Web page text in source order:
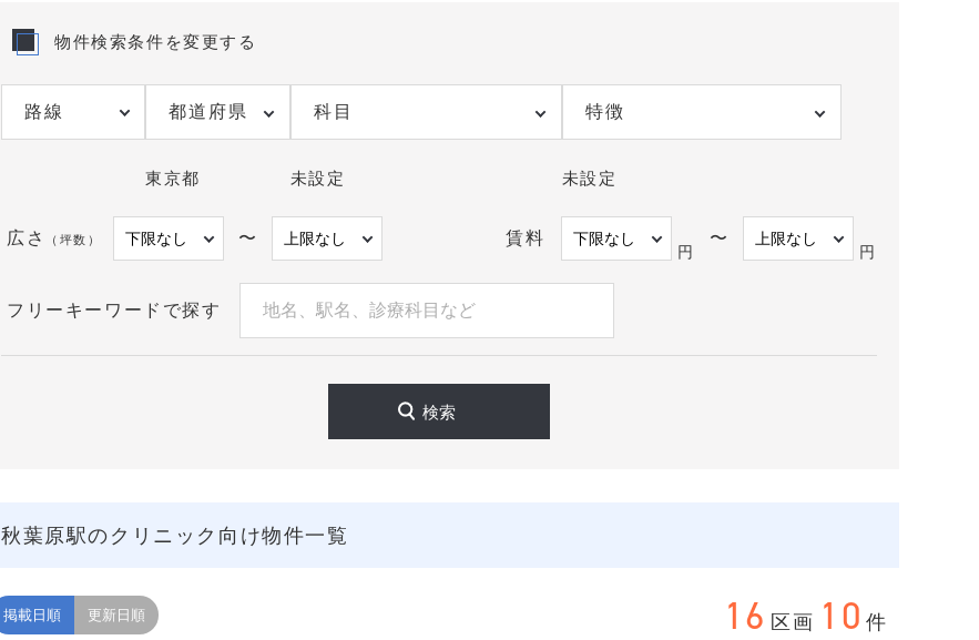
開業検討では、商圏半径の設定と昼夜間人口差の把握、駅出口別の人流計
測、交差点や横断歩道の滞留ポイントの確認が肝要である。秋葉原駅は雨
想定し、昼休診を短縮するか、早朝・夜間の時間帯拡張で近隣勤務者の需
要を取り込む設計が有効だ。科目別に既存施設の診療時間帯をマッピング
存しない視認性、駐輪スペース確保の可能性、同ビルテナントとの相互送
客が見込める用途構成、騒音や振動の少ない周辺環境を重視したい。路面
区画は新規認知に強く、上階区画は賃料効率と静穏性に優れるため、対象
患者像と集患手段に応じて選択する。
物件検索条件を変更する
都道府県
東京都
科目
未設定
特徴
未設定
広さ （坪数） 〜 賃料
円
〜
円
フリーキーワードで探す
検索
秋葉原駅のクリニック向け物件一覧
16 区画 10 件
掲載日順 更新日順